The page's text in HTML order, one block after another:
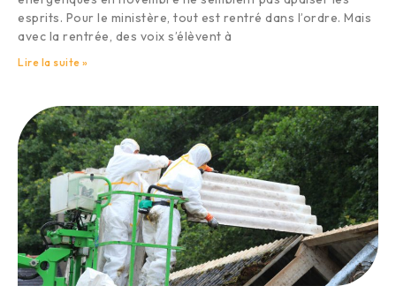
esprits. Pour le ministère, tout est rentré dans l’ordre. Mais
avec la rentrée, des voix s’élèvent à
Lire la suite »